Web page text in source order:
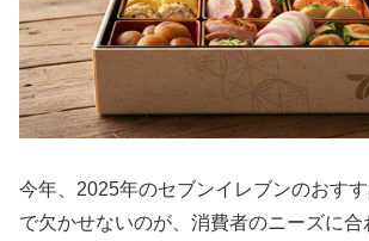
今年、2025年のセブンイレブンのおす
で欠かせないのが、消費者のニーズに